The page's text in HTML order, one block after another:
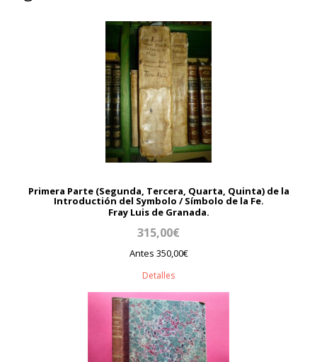
Primera Parte (Segunda, Tercera, Quarta, Quinta) de la
Introductión del Symbolo / Símbolo de la Fe.
Fray Luis de Granada.
315,00€
Antes 350,00€
Detalles